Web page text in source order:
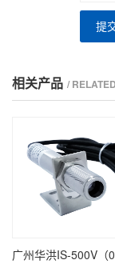
提
相关产品 /